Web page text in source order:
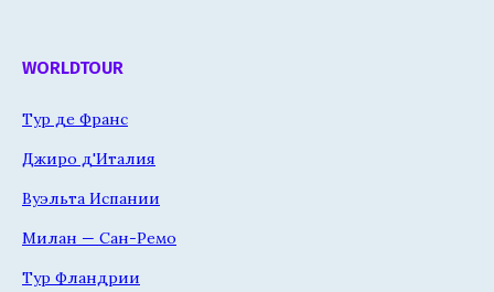
WORLDTOUR
Тур де Франс
Джиро д'Италия
Вуэльта Испании
Милан — Сан-Ремо
Тур Фландрии